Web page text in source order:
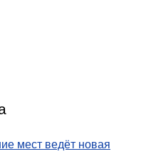
мест ведёт новая